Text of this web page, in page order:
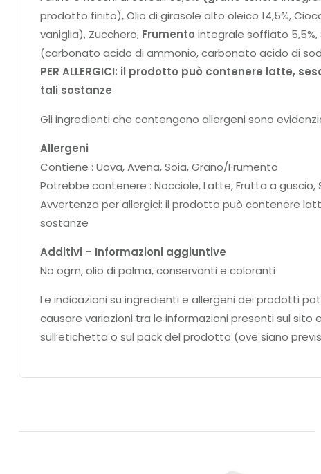
prodotto finito), Olio di girasole alto oleico 14,5%,
vaniglia), Zucchero, Frumento integrale soffiato 5,5%,
(carbonato acido di ammonio, carbonato acido di
PER ALLERGICI: il prodotto può contenere latte,
tali sostanze
Gli ingredienti che contengono allergeni sono
Allergeni
Contiene : Uova, Avena, Soia, Grano/Frumento
Potrebbe contenere : Nocciole, Latte, Frutta a guscio,
Avvertenza per allergici: il prodotto può contenere
sostanze
Additivi – Informazioni aggiuntive
No ogm, olio di palma, conservanti e coloranti
Le indicazioni su ingredienti e allergeni dei prodotti
causare variazioni tra le informazioni presenti sul
sull’etichetta o sul pack del prodotto (ove siano